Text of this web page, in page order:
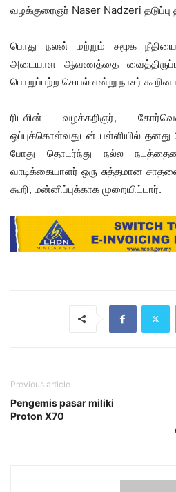
வழக்குரைஞர் Naser Nadzeri
பொது நலன் மற்றும் சமூக
அடையாள ஆவணத்தை
பொறுப்பற்ற செயல் என்று நாசர்
ரிடலின் வழக்கறிஞர்,
ஒப்புக்கொள்வதுடன் பள்ளியில்
போது தொடர்ந்து நல்ல
வாடிக்கையாளர் ஒரு சுத்தமான
கூறி, மன்னிப்புக்காக முறையிட்டார்.
Previous article
Pengemis pasar miliki
Proton X70